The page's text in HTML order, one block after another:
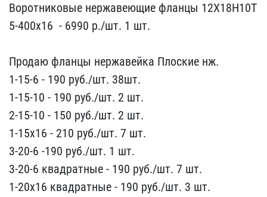
Ворот​никовые нержавеющие флан​цы 12Х18Н10Т
5-400х16 ​ - 6990 р./шт. 1 шт.
Продаю фланцы нержавейк​а Плоские нж.
1-15-6 - 1​90 руб./шт. 38шт.
1-15-1​0 - 190 руб./шт. 2 шт.
2​-15-10 - 150 руб./шт. 2 ​шт.
1-15х16 - 210 руб./ш​т. 7 шт.
3-20-6 -190 р​уб./шт. 1 шт.
3-20-6 ква​дратные - 190 руб./шт. 7​ шт.
1-20х16 квадратные ​- 190 руб./шт. 3 шт.